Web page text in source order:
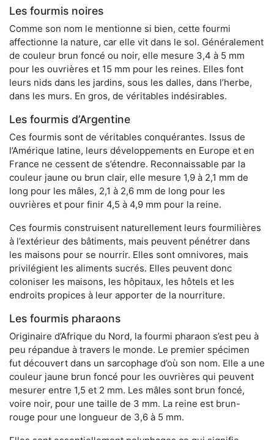
Les fourmis noires
Comme son nom le mentionne si bien, cette fourmi
affectionne la nature, car elle vit dans le sol. Généralement
de couleur brun foncé ou noir, elle mesure 3,4 à 5 mm
pour les ouvrières et 15 mm pour les reines. Elles font
leurs nids dans les jardins, sous les dalles, dans l’herbe,
dans les murs. En gros, de véritables indésirables.
Les fourmis d’Argentine
Ces fourmis sont de véritables conquérantes. Issus de
l’Amérique latine, leurs développements en Europe et en
France ne cessent de s’étendre. Reconnaissable par la
couleur jaune ou brun clair, elle mesure 1,9 à 2,1 mm de
long pour les mâles, 2,1 à 2,6 mm de long pour les
ouvrières et pour finir 4,5 à 4,9 mm pour la reine.
Ces fourmis construisent naturellement leurs fourmilières
à l’extérieur des bâtiments, mais peuvent pénétrer dans
les maisons pour se nourrir. Elles sont omnivores, mais
privilégient les aliments sucrés. Elles peuvent donc
coloniser les maisons, les hôpitaux, les hôtels et les
endroits propices à leur apporter de la nourriture.
Les fourmis pharaons
Originaire d’Afrique du Nord, la fourmi pharaon s’est peu à
peu répandue à travers le monde. Le premier spécimen
fut découvert dans un sarcophage d’où son nom. Elle a une
couleur jaune brun foncé pour les ouvrières qui peuvent
mesurer entre 1,5 et 2 mm. Les mâles sont brun foncé,
voire noir, pour une taille de 3 mm. La reine est brun-
rouge pour une longueur de 3,6 à 5 mm.